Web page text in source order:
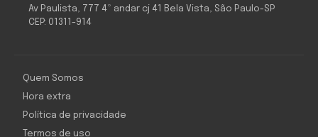
Av Paulista, 777 4º andar cj 41 Bela Vista, São Paulo-SP
CEP: 01311-914
Quem Somos
Hora extra
Política de privacidade
Termos de uso